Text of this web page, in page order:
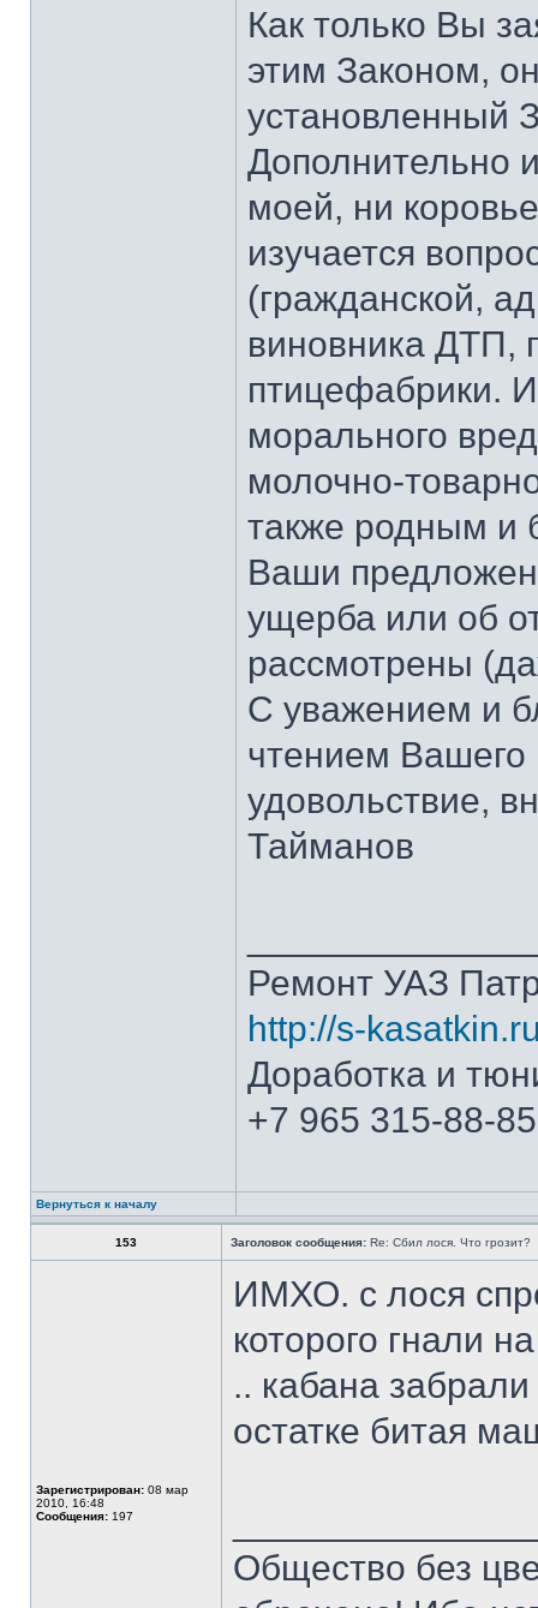
Как только Вы
этим Законом,
установленный
Дополнительно
моей, ни
изучается
(гражданской,
виновника ДТП,
птицефабрики.
морального
молочно-
также родным и
Ваши
ущерба или об
рассмотрены
С уважением и
чтением Вашего
удовольствие,
Тайманов
Ремонт УАЗ
http://s-
Доработка и
+7 965 315-88-85
Вернуться к началу
153 Заголовок сообщения: Re: Сбил лося. Что грозит?
Зарегистрирован: 08 мар
2010, 16:48
Сообщения: 197
ИМХО. с лося
которого гнали
.. кабана
остатке битая
Общество без